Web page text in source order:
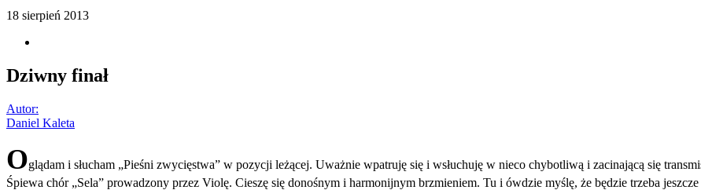
18 sierpień 2013
Dziwny finał
Autor:
Daniel Kaleta
Oglądam i słucham „Pieśni zwycięstwa” w pozycji leżącej. Uważnie wpatruję się i wsłuchuję w nieco chybotliwą i zacinającą się
Śpiewa chór „Sela” prowadzony przez Violę. Cieszę się donośnym i harmonijnym brzmieniem. Tu i ówdzie myślę, że będzie trzeba